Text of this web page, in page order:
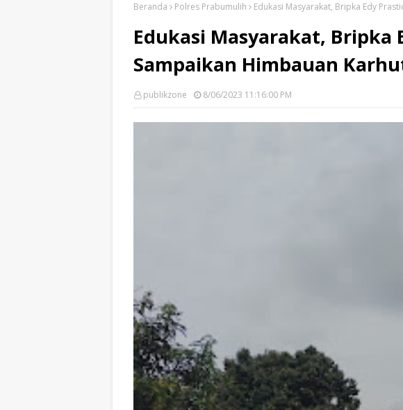
Beranda Polres Prabumulih Edukasi Masyarakat, Bripka Edy
Edukasi Masyarakat, Bripka
Sampaikan Himbauan
publikzone 8/06/2023 11:16:00 PM